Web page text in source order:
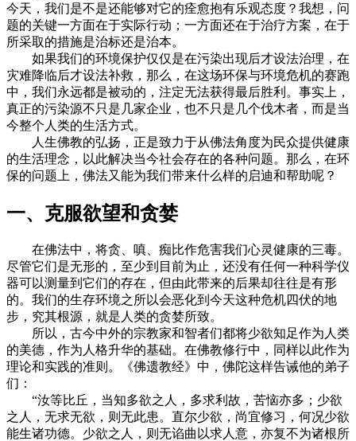
今天，我们是不是还能够对它的痊愈抱有乐观态度？我想，问
题的关键一方面在于实际行动；一方面还在于治疗方案，在于
所采取的措施是治标还是治本。
如果我们的环境保护仅仅是在污染出现后才设法治理，在
灾难降临后才设法补救，那么，在这场环保与环境危机的赛跑
中，我们永远都是被动的，注定无法获得最后胜利。事实上，
真正的污染源不只是几家企业，也不只是几个伐木者，而是当
今整个人类的生活方式。
人生佛教的弘扬，正是致力于从佛法角度为民众提供健康
的生活理念，以此解决当今社会存在的各种问题。那么，在环
保的问题上，佛法又能为我们带来什么样的启迪和帮助呢？
一、克服欲望和贪婪
在佛法中，将贪、嗔、痴比作危害我们心灵健康的三毒。
尽管它们是无形的，至少到目前为止，还没有任何一种科学仪
器可以测量到它们的存在，但由此带来的后果却往往是有形
的。我们的生存环境之所以会恶化到今天这种危机四伏的地
步，究其根源，就是人类的贪婪所致。
所以，古今中外的宗教家和智者们都将少欲知足作为人类
的美德，作为人格升华的基础。在佛教修行中，同样以此作为
理论和实践的准则。《佛遗教经》中，佛陀这样告诫他的弟子
们：
“汝等比丘，当知多欲之人，多求利故，苦恼亦多；少欲
之人，无求无欲，则无此患。直尔少欲，尚宜修习，何况少欲
能生诸功德。少欲之人，则无谄曲以求人意，亦复不为诸根所